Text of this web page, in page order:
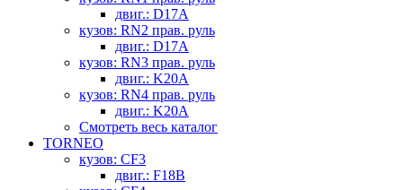
двиг.: D17A
кузов: RN2 прав. руль
двиг.: D17A
кузов: RN3 прав. руль
двиг.: K20A
кузов: RN4 прав. руль
двиг.: K20A
Смотреть весь каталог
TORNEO
кузов: CF3
двиг.: F18B